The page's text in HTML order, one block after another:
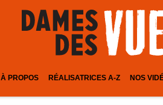
À PROPOS RÉALISATRICES A-Z NOS